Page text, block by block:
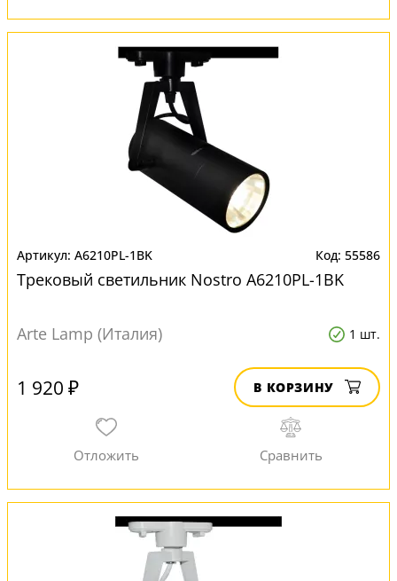
A6210PL-1BK 55586
Трековый светильник Nostro A6210PL-1BK
Arte Lamp (Италия) 1 шт.
1 920 ₽ В КОРЗИНУ